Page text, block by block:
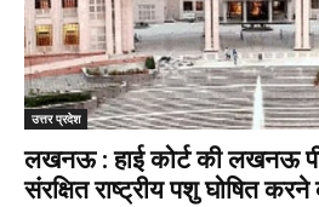
उत्तर प्रदेश
लखनऊ : हाई कोर्ट की लखनऊ
संरक्षित राष्ट्रीय पशु घोषित